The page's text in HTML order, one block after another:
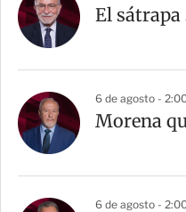
El sátrapa
6 de agosto -
Morena
6 de agosto -